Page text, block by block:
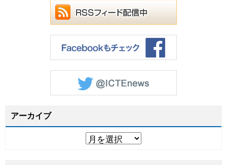
アーカイブ